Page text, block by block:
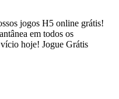
jogos H5 online grátis!
em todos os
hoje! Jogue Grátis